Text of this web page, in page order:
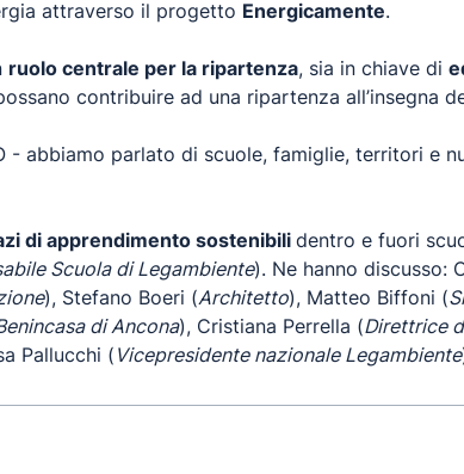
attraverso il progetto Energicamente.
ruolo centrale per la ripartenza, sia in chiave di
contribuire ad una ripartenza all’insegna
- abbiamo parlato di scuole, famiglie, territori e
di apprendimento sostenibili dentro e fuori
Scuola di Legambiente). Ne hanno discusso:
), Stefano Boeri (Architetto), Matteo Biffoni (
di Ancona), Cristiana Perrella (Direttrice
Pallucchi ( Vicepresidente nazionale Legambiente